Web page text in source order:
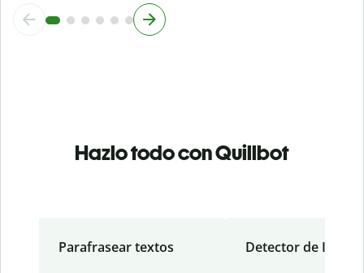
Hazlo todo con Quillbot
Parafrasear textos Detector de IA